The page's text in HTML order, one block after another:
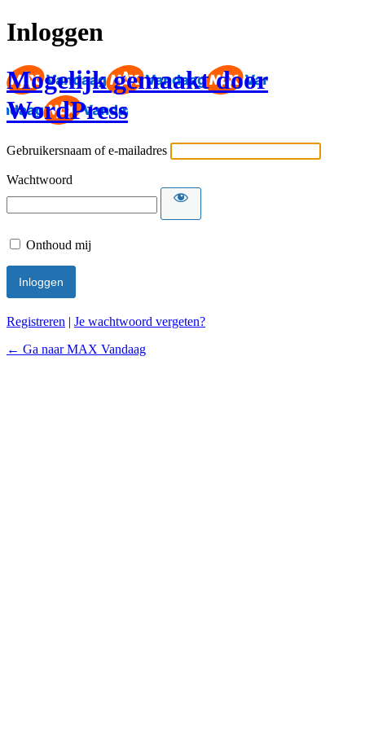
Inloggen
Mogelijk gemaakt door
WordPress
Gebruikersnaam of e-mailadres
Wachtwoord
Onthoud mij
Registreren | Je wachtwoord vergeten?
← Ga naar MAX Vandaag